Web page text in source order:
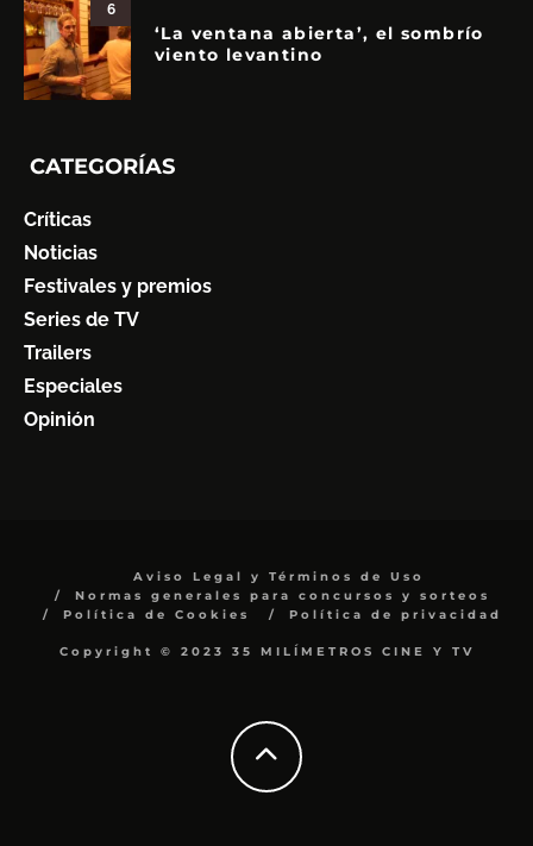
6
‘La ventana abierta’, el sombrío
viento levantino
CATEGORÍAS
Críticas
Noticias
Festivales y premios
Series de TV
Trailers
Especiales
Opinión
Aviso Legal y Términos de Uso
Normas generales para concursos y sorteos
Política de Cookies
Política de privacidad
Copyright © 2023 35 MILÍMETROS CINE Y TV